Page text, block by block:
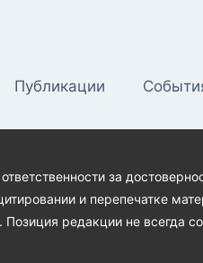
Публикации
за
и перепечатке
Позиция редакции не всегда